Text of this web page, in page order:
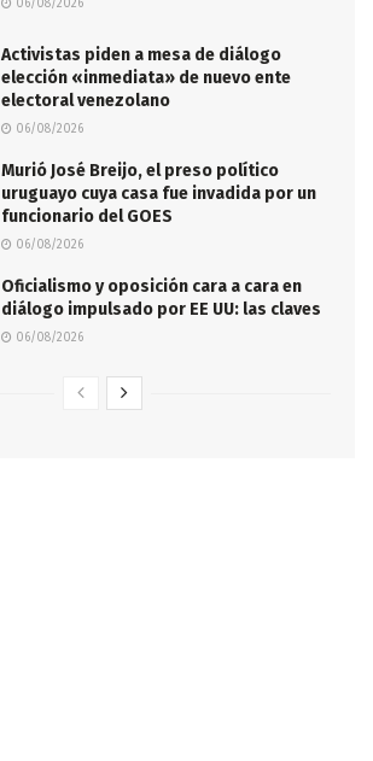
06/08/2026
Activistas piden a mesa de diálogo
elección «inmediata» de nuevo ente
electoral venezolano
06/08/2026
Murió José Breijo, el preso político
uruguayo cuya casa fue invadida por un
funcionario del GOES
06/08/2026
Oficialismo y oposición cara a cara en
diálogo impulsado por EE UU: las claves
06/08/2026